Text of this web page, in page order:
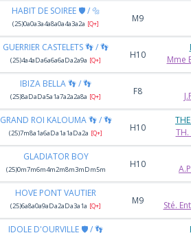
HABIT DE SOIREE 🛡️ / 🔩
(25)0a0a3a4a8a0a4a3a2a [Q+] M9
GUERRIER CASTELETS 👣 / 👣
(25)4a4aDa6a6a6aDa2a9a [Q+] H10
Mme
IBIZA BELLA 👣 / 👣
(25)8aDaDa5a1a7a2a2a8a [Q+] F8
GRAND ROI KALOUMA 👣 / 👣
(25)7m8a1a6aDa1a1aDa2a [Q+] H10
TH.
GLADIATOR BOY
(25)0m7m6m4m2m8m3mDm5m H10
HOVE PONT VAUTIER
(25)6a8a0a9aDa2aDa3a1a [Q+] M9 Sté.
IDOLE D'OURVILLE 🛡️ / 👣